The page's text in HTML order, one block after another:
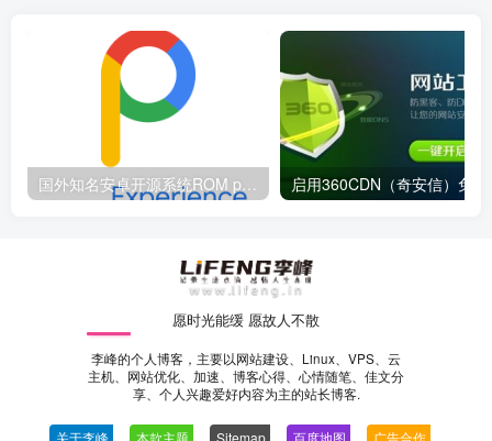
国外知名安卓开源系统ROM pixel experience官网全新改版
愿时光能缓 愿故人不散
李峰的个人博客，主要以网站建设、Linux、VPS、云
主机、网站优化、加速、博客心得、心情随笔、佳文分
享、个人兴趣爱好内容为主的站长博客.